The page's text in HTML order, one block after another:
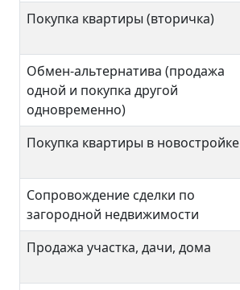
Покупка квартиры (вторичка)
Обмен-альтернатива (продажа
одной и покупка другой
одновременно)
Покупка квартиры в новостройке
Сопровождение сделки по
загородной недвижимости
Продажа участка, дачи, дома